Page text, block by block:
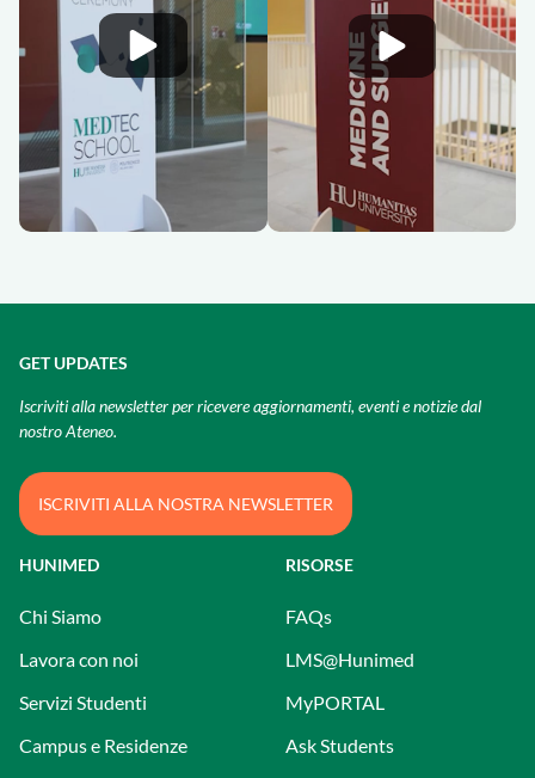
HUNIMED
Chi Siamo
Lavora con noi
Servizi Studenti
Campus e Residenze
RISORSE
FAQs
LMS@Hunimed
MyPORTAL
Ask Students
GET UPDATES
Iscriviti alla newsletter per ricevere aggiornamenti, eventi e notizie dal
nostro Ateneo.
ISCRIVITI ALLA NOSTRA NEWSLETTER